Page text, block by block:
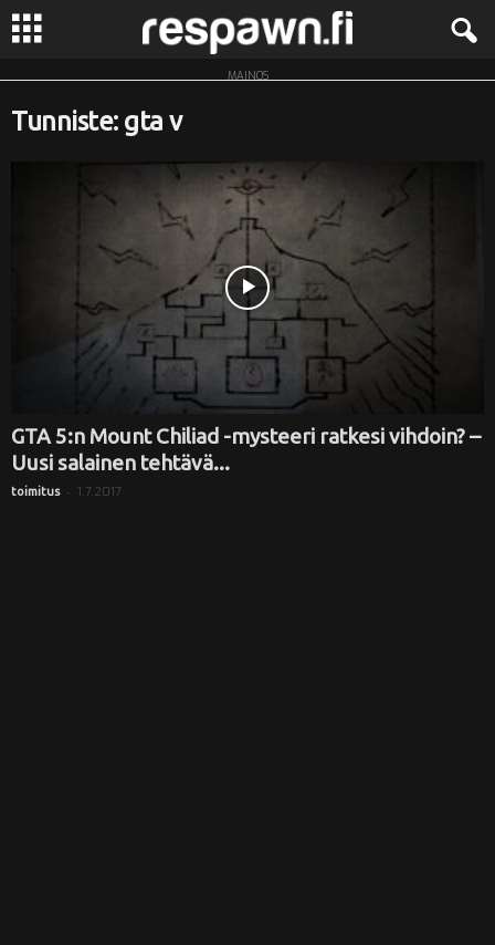
R
MAINOS
Tunniste: gta v
GTA 5:n Mount Chiliad -mysteeri ratkesi vihdoin? –
Uusi salainen tehtävä...
toimitus - 1.7.2017